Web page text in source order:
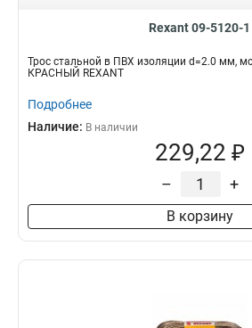
Rexant 09-5120-1
Трос стальной в ПВХ изоляции d=2.0 мм,
КРАСНЫЙ REXANT
Подробнее
Наличие: В наличии
229,22 ₽
– +
В корзину